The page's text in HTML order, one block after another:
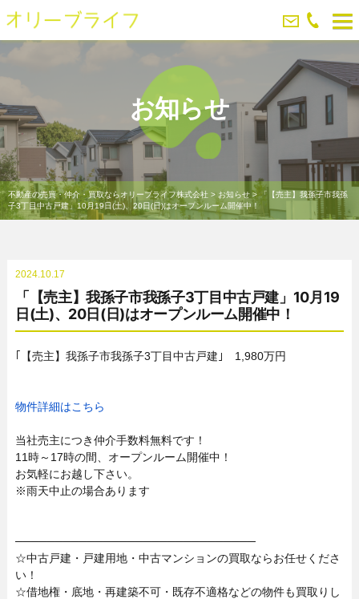
お知らせ
不動産の売買・仲介・買取ならオリーブライフ株式会社 > お知らせ> 「【売主】我孫子市我孫
子3丁目中古戸建」10月19日(土)、20日(日)はオープンルーム開催中！
2024.10.17
「【売主】我孫子市我孫子3丁目中古戸建」10月19
日(土)、20日(日)はオープンルーム開催中！
｢【売主】我孫子市我孫子3丁目中古戸建｣ 1,980万円
物件詳細はこちら
当社売主につき仲介手数料無料です！
11時～17時の間、オープンルーム開催中！
お気軽にお越し下さい。
※雨天中止の場合あります
──────────────────────────────
☆中古戸建・戸建用地・中古マンションの買取ならお任せくださ
い！
☆借地権・底地・再建築不可・既存不適格などの物件も買取りし